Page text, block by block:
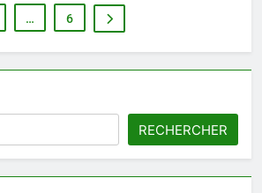
… 6
RECHERCHER